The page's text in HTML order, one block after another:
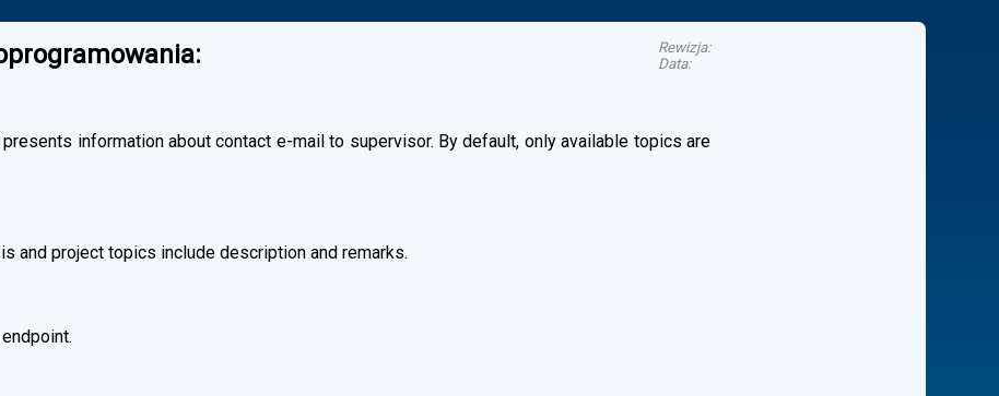
Rewizja:
Data:
information about contact e-mail to supervisor. By default, only available topics are
and project topics include description and remarks.